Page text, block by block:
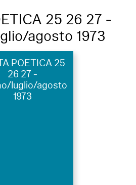
25 26 27 -
agosto 1973
POETICA 25
26 27 -
luglio/agosto
1973